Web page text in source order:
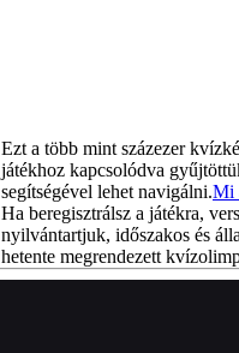
Ezt a több mint százezer
játékhoz kapcsolódva
segítségével lehet navigálni.Mi
Ha beregisztrálsz a játékra,
nyilvántartjuk, időszakos és
hetente megrendezett